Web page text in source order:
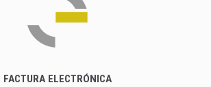
FACTURA ELECTRÓNICA